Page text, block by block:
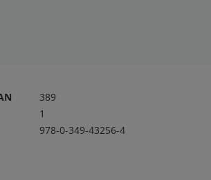
389
1
978-0-349-43256-4